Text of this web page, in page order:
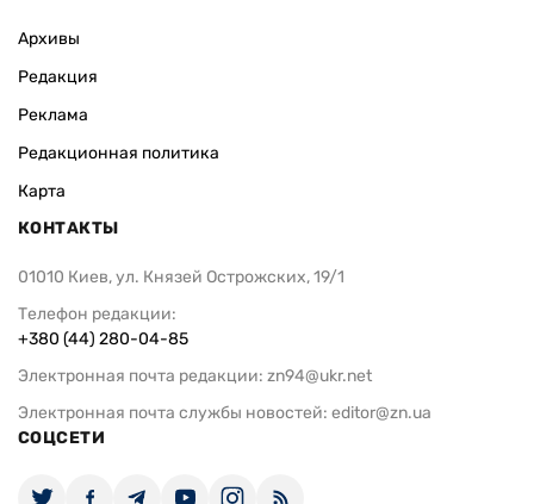
Архивы
Редакция
Реклама
Редакционная политика
Карта
КОНТАКТЫ
01010 Киев, ул. Князей Острожских, 19/1
Телефон редакции:
+380 (44) 280-04-85
Электронная почта редакции: zn94@ukr.net
Электронная почта службы новостей: editor@zn.ua
СОЦСЕТИ